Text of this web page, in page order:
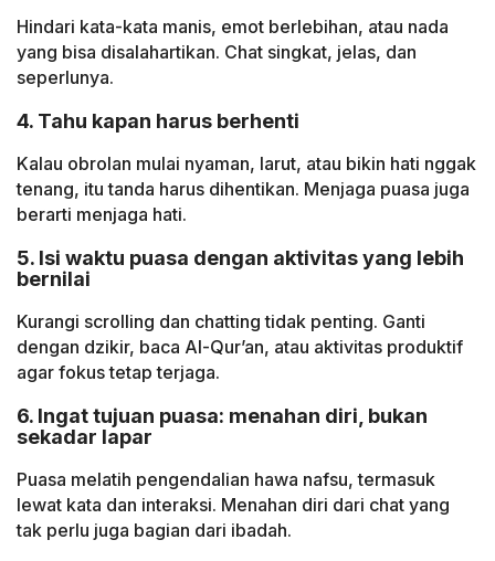
Hindari kata-kata manis, emot berlebihan, atau nada
yang bisa disalahartikan. Chat singkat, jelas, dan
seperlunya.
4. Tahu kapan harus berhenti
Kalau obrolan mulai nyaman, larut, atau bikin hati nggak
tenang, itu tanda harus dihentikan. Menjaga puasa juga
berarti menjaga hati.
5. Isi waktu puasa dengan aktivitas yang lebih
bernilai
Kurangi scrolling dan chatting tidak penting. Ganti
dengan dzikir, baca Al-Qur’an, atau aktivitas produktif
agar fokus tetap terjaga.
6. Ingat tujuan puasa: menahan diri, bukan
sekadar lapar
Puasa melatih pengendalian hawa nafsu, termasuk
lewat kata dan interaksi. Menahan diri dari chat yang
tak perlu juga bagian dari ibadah.